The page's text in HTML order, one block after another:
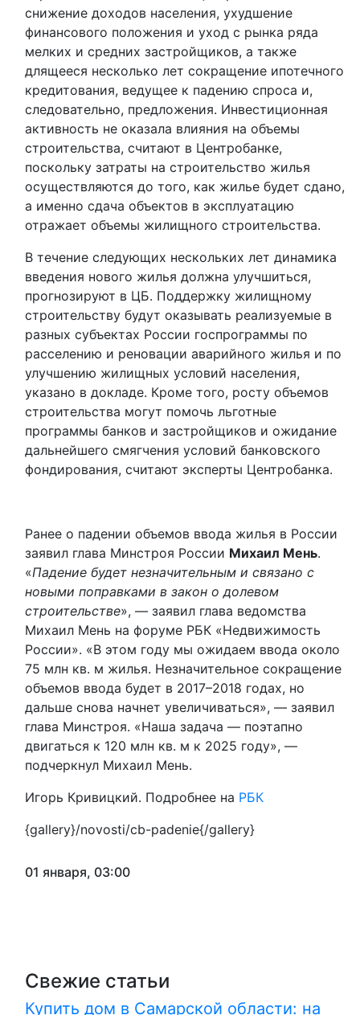
снижение доходов населения, ухудшение
финансового положения и уход с рынка ряда
мелких и средних застройщиков, а также
длящееся несколько лет сокращение ипотечного
кредитования, ведущее к падению спроса и,
следовательно, предложения. Инвестиционная
активность не оказала влияния на объемы
строительства, считают в Центробанке,
поскольку затраты на строительство жилья
осуществляются до того, как жилье будет сдано,
а именно сдача объектов в эксплуатацию
отражает объемы жилищного строительства.
В течение следующих нескольких лет динамика
введения нового жилья должна улучшиться,
прогнозируют в ЦБ. Поддержку жилищному
строительству будут оказывать реализуемые в
разных субъектах России госпрограммы по
расселению и реновации аварийного жилья и по
улучшению жилищных условий населения,
указано в докладе. Кроме того, росту объемов
строительства могут помочь льготные
программы банков и застройщиков и ожидание
дальнейшего смягчения условий банковского
фондирования, считают эксперты Центробанка.
Ранее о падении объемов ввода жилья в России
заявил глава Минстроя России Михаил Мень.
«Падение будет незначительным и связано с
новыми поправками в закон о долевом
строительстве», — заявил глава ведомства
Михаил Мень на форуме РБК «Недвижимость
России». «В этом году мы ожидаем ввода около
75 млн кв. м жилья. Незначительное сокращение
объемов ввода будет в 2017–2018 годах, но
дальше снова начнет увеличиваться», — заявил
глава Минстроя. «Наша задача — поэтапно
двигаться к 120 млн кв. м к 2025 году», —
подчеркнул Михаил Мень.
Игорь Кривицкий. Подробнее на РБК
{gallery}/novosti/cb-padenie{/gallery}
01 января, 03:00
Свежие статьи
Купить дом в Самарской области: на